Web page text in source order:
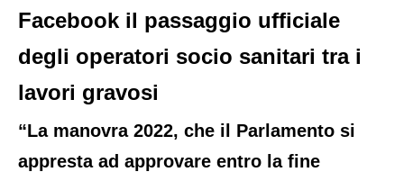
Facebook il passaggio ufficiale
degli operatori socio sanitari tra i
lavori gravosi
“La manovra 2022, che il Parlamento si
appresta ad approvare entro la fine